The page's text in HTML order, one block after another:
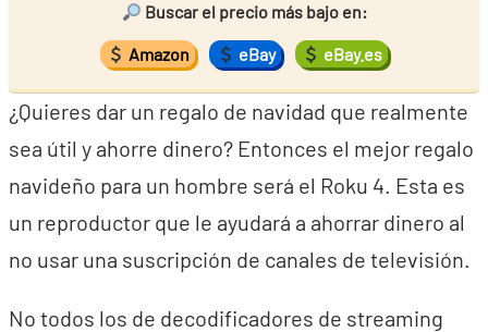
Buscar el precio más bajo en:
Amazon eBay eBay.es
¿Quieres dar un regalo de navidad que realmente
sea útil y ahorre dinero? Entonces el mejor regalo
navideño para un hombre será el Roku 4. Esta es
un reproductor que le ayudará a ahorrar dinero al
no usar una suscripción de canales de televisión.
No todos los de decodificadores de streaming